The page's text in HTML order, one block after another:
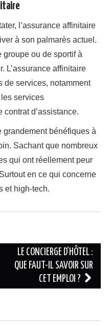
l’assurance affinitaire
à son palmarès actuel.
groupe ou de sportif à
L’assurance affinitaire
de services, notamment
services
d’assistance.
grandement bénéfiques à
Sachant que nombreux
qui ont réellement peur
en ce qui concerne
et high-tech.
LE CONCIERGE D’HÔTEL :
QUE FAUT-IL SAVOIR SUR
CET EMPLOI ?